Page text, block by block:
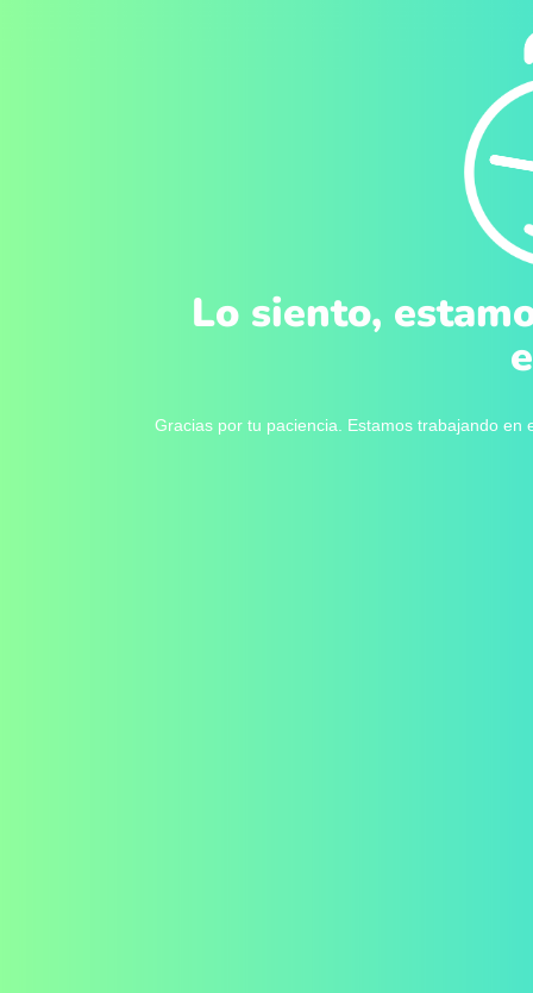
Lo siento,
Gracias por tu paciencia. Estamos trabajando en